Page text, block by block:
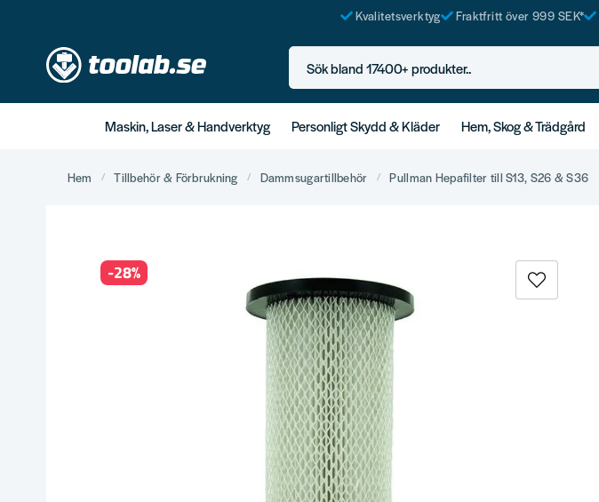
Kvalitetsverktyg Fraktfritt över 999 SEK*
Sök bland 17400+ produkter..
Maskin, Laser & Handverktyg Personligt Skydd & Kläder Hem, Skog & Trädgård
Hem Tillbehör & Förbrukning Dammsugartillbehör Pullman Hepafilter till S13, S26 & S36
-28%